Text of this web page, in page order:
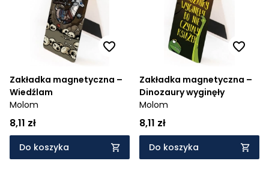
Cena rosnąco
Cena malejąco
Od najnowszych
Od najstarszych
Zakładka magnetyczna –
Wiedźlam
Molom
8,11 zł
Do koszyka
Zakładka magnetyczna –
Dinozaury wyginęły
Molom
8,11 zł
Do koszyka